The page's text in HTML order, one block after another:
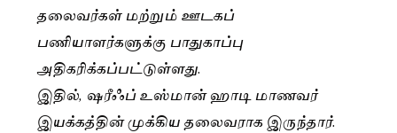
தலைவர்கள் மற்றும் ஊடகப்
பணியாளர்களுக்கு பாதுகாப்பு
அதிகரிக்கப்பட்டுள்ளது.
இதில், ஷரீஃப் உஸ்மான் ஹாடி மாணவர்
இயக்கத்தின் முக்கிய தலைவராக இருந்தார்.